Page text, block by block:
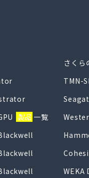
製品 一覧
さくら
TMN-